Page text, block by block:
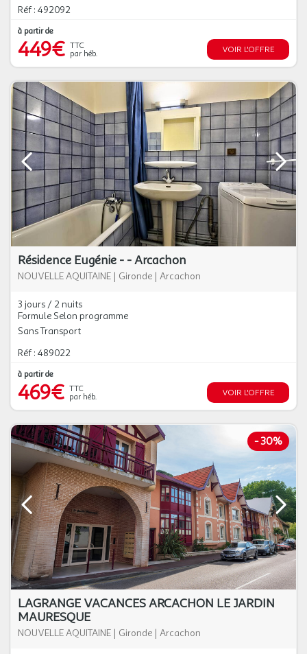
Réf : 492092
à partir de
449€ TTC
par héb.
VOIR L'OFFRE
Résidence Eugénie - - Arcachon
NOUVELLE AQUITAINE | Gironde | Arcachon
3 jours / 2 nuits
Formule Selon programme
Sans Transport
Réf : 489022
à partir de
469€ TTC
par héb.
VOIR L'OFFRE
-30%
LAGRANGE VACANCES ARCACHON LE JARDIN
MAURESQUE
NOUVELLE AQUITAINE | Gironde | Arcachon